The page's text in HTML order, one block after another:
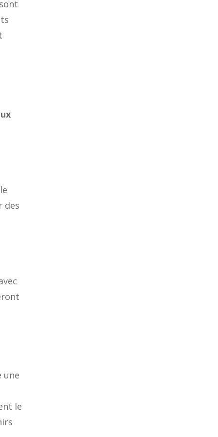
des
une
le